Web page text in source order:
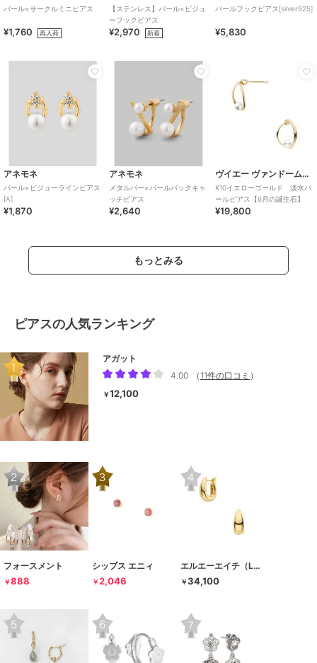
パール×サークルミニピアス
¥1,760 再入荷
【ステンレス】パール×ビジュ
ーフックピアス
¥2,970 新着
パールフックピアス[silver925]
¥5,830
アネモネ
パール×ビジューラインピアス
[A]
¥1,870
アネモネ
メタルバー×パールバックキャ
ッチピアス
¥2,640
ヴイエー ヴァンドーム青山
K10イエローゴールド 淡水パ
ールピアス【6月の誕生石】
¥19,800
もっとみる
ピアスの人気ランキング
アガット
4.00
（ 11件の口コミ ）
￥12,100
フォースメント
￥888
シップス エニィ
￥2,046
エルエーエイチ（LAH）
￥34,100